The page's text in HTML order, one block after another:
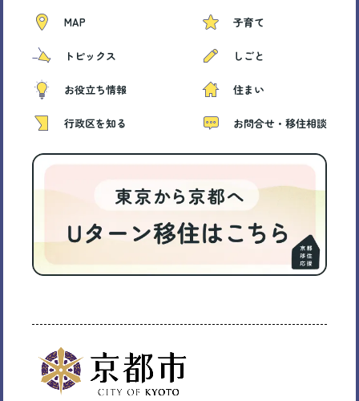
MAP
トピックス
お役立ち情報
行政区を知る
子育て
しごと
住まい
お問合せ・移住相談